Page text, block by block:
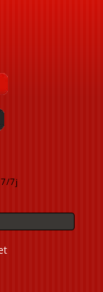
7j